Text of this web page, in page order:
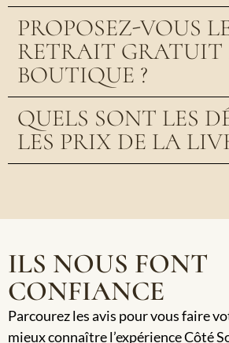
PROPOSEZ-VOUS
RETRAIT GRATUIT
BOUTIQUE ?
QUELS SONT LES
LES PRIX DE LA
ILS NOUS FONT
CONFIANCE
Parcourez les avis pour vous faire
mieux connaître l’expérience Côté